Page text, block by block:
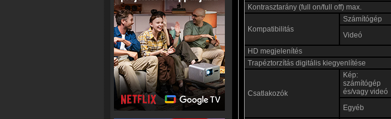
Kontrasztarány (full on/full off) max.
Kompatibilitás
Számítógép
Videó
HD megjelenítés
Trapéztorzítás digitális kiegyenlítése
Csatlakozók
Kép:
számítógép
és/vagy videó
Egyéb